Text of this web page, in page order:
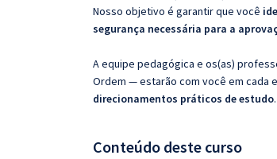
Nosso objetivo é garantir que você
segurança necessária para a
A equipe pedagógica e os(as)
Ordem — estarão com você em cada
direcionamentos práticos de estudo.
Conteúdo deste curso